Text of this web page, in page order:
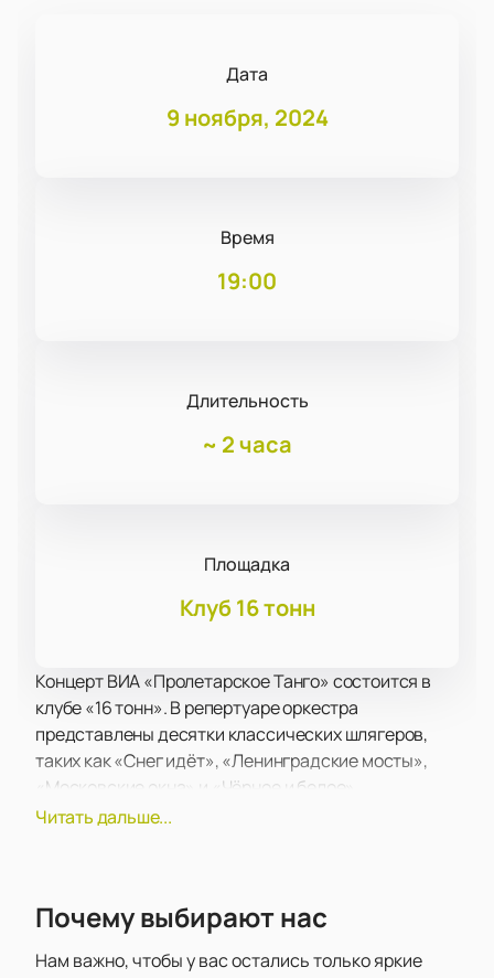
Дата
9 ноября, 2024
Время
19:00
Длительность
~ 2 часа
Площадка
Клуб 16 тонн
Концерт ВИА «Пролетарское Танго» состоится в
клубе «16 тонн». В репертуаре оркестра
представлены десятки классических шлягеров,
таких как «Снег идёт», «Ленинградские мосты»,
«Московские окна» и «Чёрное и белое».
Клуб «16 тонн» является одной из известных
столицы, клуб предоставляет возможность
атмосфере. Современное оборудование и
Читать дальше...
Почему выбирают нас
Нам важно, чтобы у вас остались только яркие